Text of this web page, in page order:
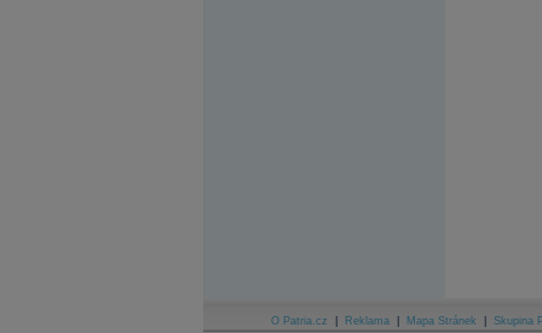
O Patria.cz Reklama Mapa Stránek Skupina